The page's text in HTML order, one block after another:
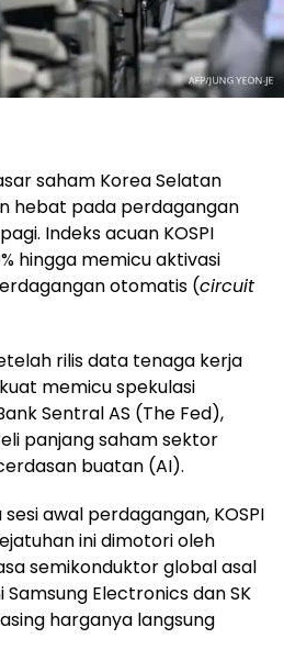
saham Korea Selatan
hebat pada perdagangan
Indeks acuan KOSPI
hingga memicu aktivasi
otomatis (circuit
rilis data tenaga kerja
memicu spekulasi
Sentral AS (The Fed),
panjang saham sektor
buatan (AI).
awal perdagangan, KOSPI
ini dimotori oleh
semikonduktor global asal
Samsung Electronics dan SK
harganya langsung